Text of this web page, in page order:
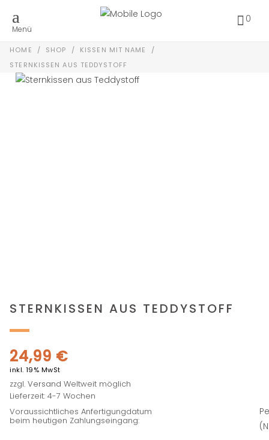
Menü
0
HOME / SHOP / KISSEN MIT NAME
/
STERNKISSEN AUS TEDDYSTOFF
STERNKISSEN AUS TEDDYSTOFF
24,99 €
inkl. 19% MwSt
zzgl.Versand Weltweit möglich
Lieferzeit: 4-7 Wochen
Voraussichtliches Anfertigungdatum
beim heutigen Zahlungseingang: